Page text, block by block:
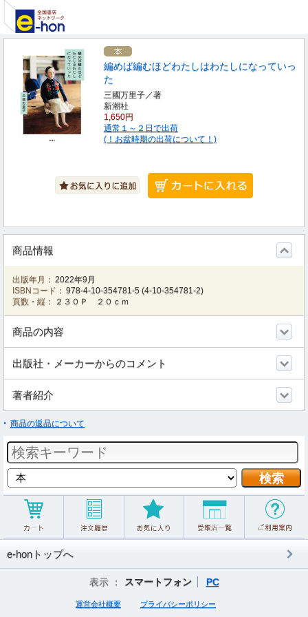
編めば編むほどわたしはわたしになっていっ
た
三國万里子／著
新潮社
1,650円
通常１～２日で出荷
(！お盆時期の出荷について！)
商品情報
出版年月： 2022年9月
ISBNコード： 978-4-10-354781-5 (4-10-354781-2)
頁数・縦：
２３０Ｐ ２０ｃｍ
商品の内容
出版社・メーカーからのコメント
著者紹介
商品の返品について
e-honトップへ
表示 ： スマートフォン PC
運営会社概要 プライバシーポリシー